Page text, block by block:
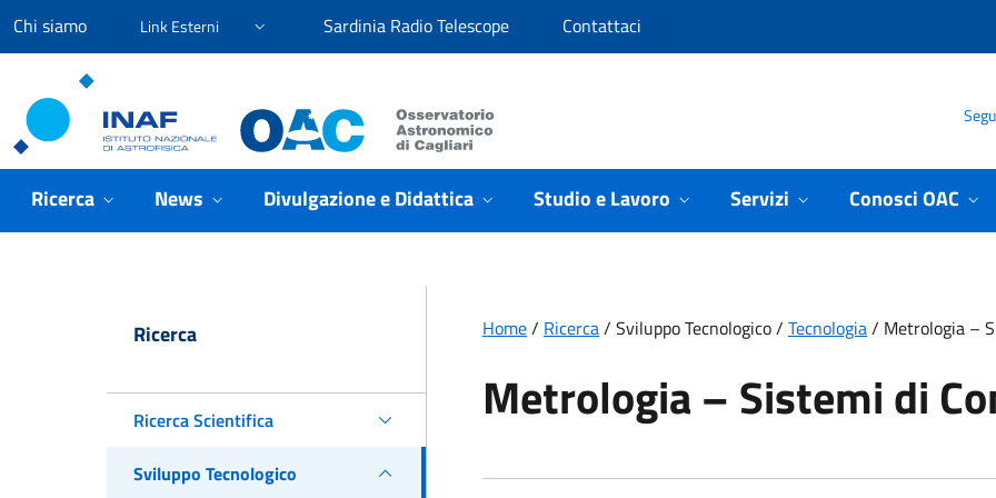
Vai ai contenuti
Vai al menu di navigazione
Vai al footer
Chi siamo Link Esterni Sardinia Radio Telescope Contattaci
Osservatorio Astronomico Cagliari
Ricerca News Divulgazione e Didattica Studio e Lavoro Servizi Conosci OAC
Ricerca
Ricerca Scientifica
Sviluppo Tecnologico
Home/ Ricerca/ Sviluppo Tecnologico/ Tecnologia/ Metrologia –
Metrologia – Sistemi di